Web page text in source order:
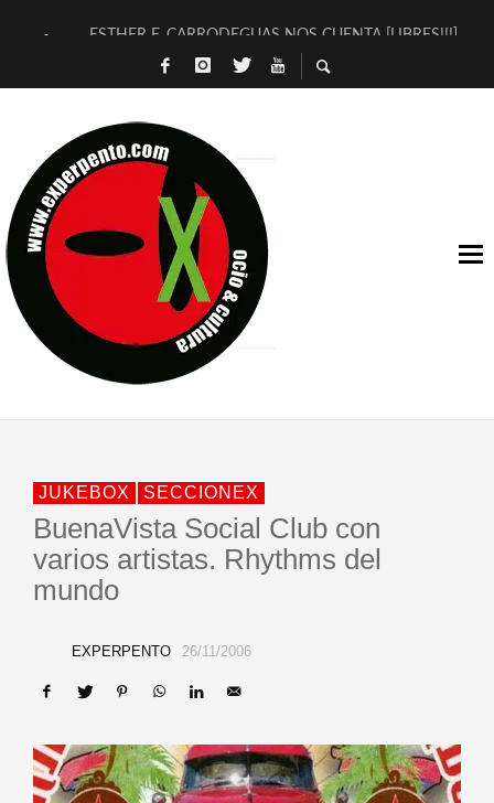
ESTHER F. CARRODEGUAS NOS CUENTA [LIBRES!!!]
[TERRA DE GUAPES] DE SANDRA MONFORT
TIMBRE 4, LA ESCUELA DEL DIRECTOR TEATRAL CLAUDIO
30 AÑOS (NO ES NADA) DE LA KATARSIS DEL TOMATAZO
MILITARES JUDÍAS EN #EXVITA
D’BALDOMEROS REINVENTAN [BITÁCORA 3.0] EN EXVITA
MARSHALL FLASH PRESENTA EN EXVITA [RELATIVA
JOFRE BARDAGÍ EN EXVITA INTERPRETANDO A SERRAT
JUKEBOX SECCIONEX
BuenaVista Social Club con
varios artistas. Rhythms del
mundo
EXPERPENTO 26/11/2006